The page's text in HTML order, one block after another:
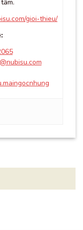
gioi-thieu/